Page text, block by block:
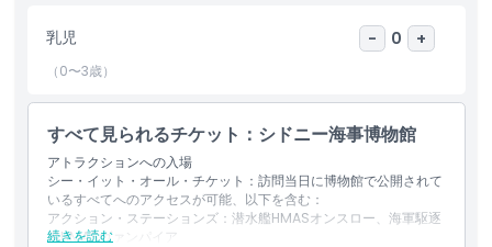
遺物、アート作品、物語に感嘆してください。
特別イベントとプログラム：家族向けワークショップ、講
演、季節ごとのイベントを年間を通じてお楽しみいただけ
歴史愛好家、冒険を求める家族、あるいはオーストラリア
の豊かな海事遺産に興味がある方でも、オーストラリア国
立海事博物館は忘れられない体験を提供します。
博物館の世界クラスの展示と美しいウォーターフロントの
乳児 - 0 +
（0〜3歳）
すべて見られるチケット：シドニー海事博物館
アトラクションへの入場
シー・イット・オール・チケット：訪問当日に博物館で公開されて
いるすべてへのアクセスが可能、以下を含む：
アクション・ステーションズ：潜水艦HMASオンスロー、海軍駆逐
艦HMASヴァンパイア
続きを読む